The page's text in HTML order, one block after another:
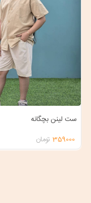
ست لینن بچگانه
359000 تومان